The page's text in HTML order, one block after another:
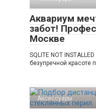
Аквариум
забот!
Москве
SQLITE NOT
безупречной красоте
Аксессуары